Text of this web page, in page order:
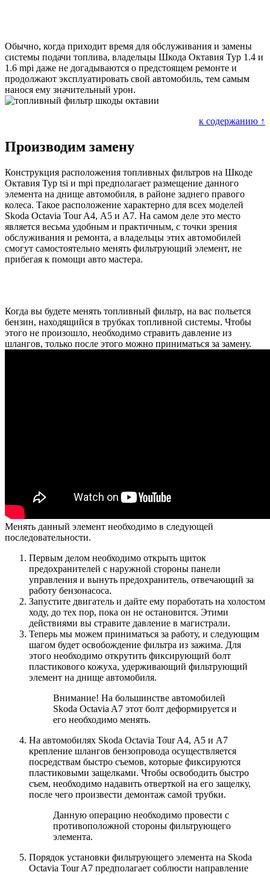
Обычно, когда приходит время для обслуживания и замены
системы подачи топлива, владельцы Шкода Октавия Тур 1.4 и
1.6 mpi даже не догадываются о предстоящем ремонте и
продолжают эксплуатировать свой автомобиль, тем самым
нанося ему значительный урон.
к содержанию ↑
Производим замену
Конструкция расположения топливных фильтров на Шкоде
Октавия Тур tsi и mpi предполагает размещение данного
элемента на днище автомобиля, в районе заднего правого
колеса. Такое расположение характерно для всех моделей
Skoda Octavia Tour A4, А5 и А7. На самом деле это место
является весьма удобным и практичным, с точки зрения
обслуживания и ремонта, а владельцы этих автомобилей
смогут самостоятельно менять фильтрующий элемент, не
прибегая к помощи авто мастера.
Когда вы будете менять топливный фильтр, на вас польется
бензин, находящийся в трубках топливной системы. Чтобы
этого не произошло, необходимо стравить давление из
шлангов, только после этого можно приниматься за замену.
Менять данный элемент необходимо в следующей
последовательности.
Первым делом необходимо открыть щиток
предохранителей с наружной стороны панели
управления и вынуть предохранитель, отвечающий за
работу бензонасоса.
Запустите двигатель и дайте ему поработать на холостом
ходу, до тех пор, пока он не остановится. Этими
действиями вы стравите давление в магистрали.
Теперь мы можем приниматься за работу, и следующим
шагом будет освобождение фильтра из зажима. Для
этого необходимо открутить фиксирующий болт
пластикового кожуха, удерживающий фильтрующий
элемент на днище автомобиля.
Внимание! На большинстве автомобилей
Skoda Octavia A7 этот болт деформируется и
его необходимо менять.
На автомобилях Skoda Octavia Tour A4, А5 и А7
крепление шлангов бензопровода осуществляется
посредствам быстро съемов, которые фиксируются
пластиковыми защелками. Чтобы освободить быстро
съем, необходимо надавить отверткой на его защелку,
после чего произвести демонтаж самой трубки.
Данную операцию необходимо провести с
противоположной стороны фильтрующего
элемента.
Порядок установки фильтрующего элемента на Skoda
Octavia Tour A7 предполагает соблюсти направление